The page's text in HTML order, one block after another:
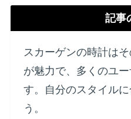
記事
スカーゲンの時計は
が魅力で、多くのユ
す。自分のスタイル
う。